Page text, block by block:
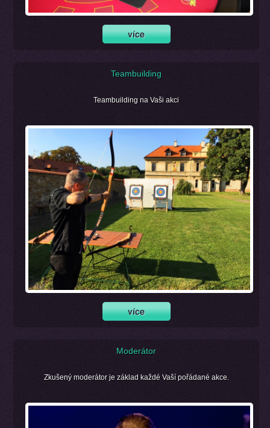
Teambuilding
Teambuilding na Vaši akci
Moderátor
Zkušený moderátor je základ každé Vaší pořádané akce.